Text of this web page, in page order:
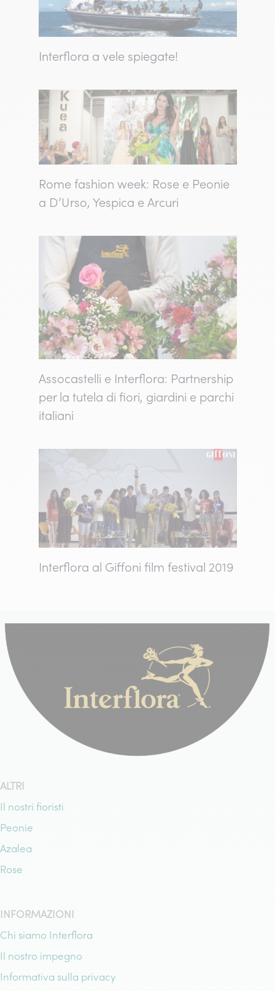
Interflora a vele spiegate!
Rome fashion week: Rose e Peonie
a D’Urso, Yespica e Arcuri
Assocastelli e Interflora: Partnership
per la tutela di fiori, giardini e parchi
italiani
Interflora al Giffoni film festival 2019
ALTRI
Il nostri fioristi
Peonie
Azalea
Rose
INFORMAZIONI
Chi siamo Interflora
Il nostro impegno
Informativa sulla privacy